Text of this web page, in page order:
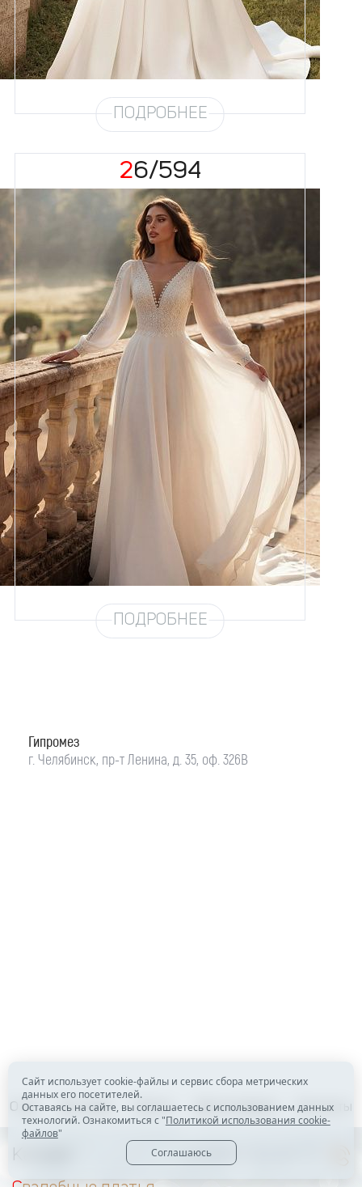
Цвет
Силуэт
Юбка
Атлас плотный (6 метров)
Шлейф
Возможен
ПОДРОБНЕЕ
26/594
Размеры
42, 44, 46, 48, 50, 52, 54, 56,
Цвет
Силуэт
А-силуэт
Юбка
Шифон (3 метра)
Шлейф
ПОДРОБНЕЕ
Гипромез
г. Челябинск, пр-т Ленина, д. 35, оф. 326В
О нас Доставка Оплата Для оптовиков Контакты
+7 (919) 123-24-77
Сайт использует cookie-файлы и сервис сбора метрических
данных его посетителей.
Оставаясь на сайте, вы соглашаетесь с использованием данных
технологий. Ознакомиться с "Политикой использования cookie-
файлов"
Соглашаюсь